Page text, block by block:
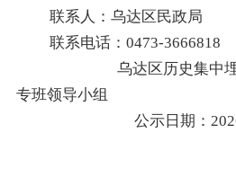
联系人： 乌达区民政局
联系电话： 0473-3666818
乌达区历史集中
专班领导小组
公示日期： 2